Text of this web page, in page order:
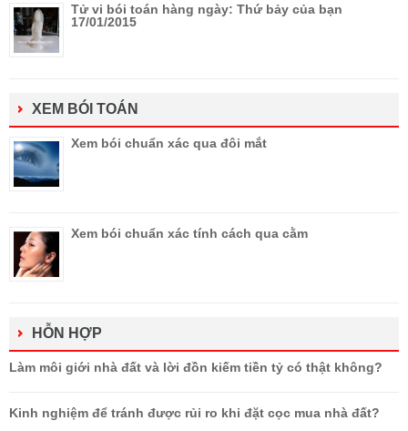
Tử vi bói toán hàng ngày: Thứ bảy của bạn
17/01/2015
XEM BÓI TOÁN
Xem bói chuẩn xác qua đôi mắt
Xem bói chuẩn xác tính cách qua cằm
HỖN HỢP
Làm môi giới nhà đất và lời đồn kiếm tiền tỷ có thật không?
Kinh nghiệm để tránh được rủi ro khi đặt cọc mua nhà đất?